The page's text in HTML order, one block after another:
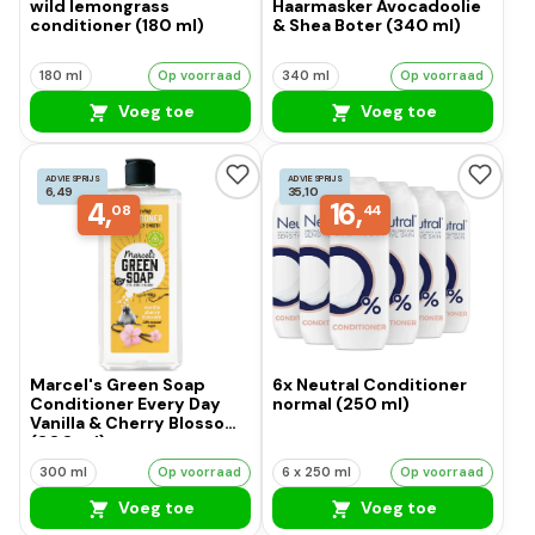
wild lemongrass
conditioner (180 ml)
180 ml Op voorraad
Voeg toe
Haarmasker Avocadoolie
& Shea Boter (340 ml)
340 ml Op voorraad
Voeg toe
ADVIESPRIJS
6,49
4,08
Marcel's Green Soap
Conditioner Every Day
Vanilla & Cherry Blossom
(300 ml)
300 ml Op voorraad
Voeg toe
ADVIESPRIJS
35,10
16,44
6x Neutral Conditioner
normal (250 ml)
6 x 250 ml Op voorraad
Voeg toe